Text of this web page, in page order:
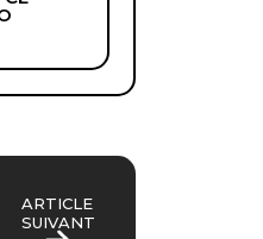
ARTICLE
SUIVANT